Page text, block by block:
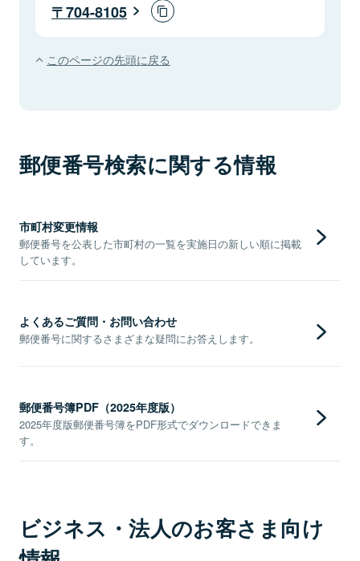
704-8105
このページの先頭に戻る
郵便番号検索に関する情報
市町村変更情報
郵便番号を公表した市町村の一覧を実施日の新しい順に掲載
しています。
よくあるご質問・お問い合わせ
郵便番号に関するさまざまな疑問にお答えします。
郵便番号簿PDF（2025年度版）
2025年度版郵便番号簿をPDF形式でダウンロードできま
す。
ビジネス・法人のお客さま向け